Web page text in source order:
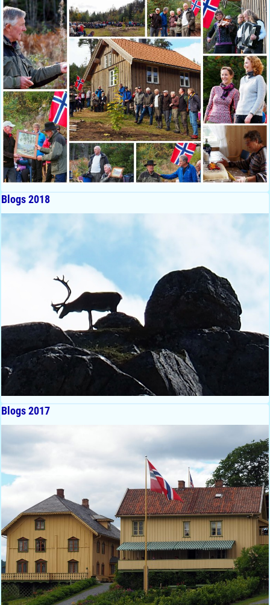
Blogs 2018
Blogs 2017